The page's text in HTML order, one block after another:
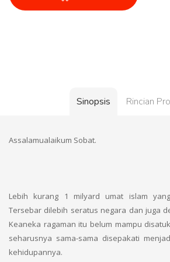
Sinopsis Rincian
Assalamualaikum Sobat.
Lebih kurang 1 milyard umat islam
Tersebar dilebih seratus negara dan juga
Keaneka ragaman itu belum mampu
seharusnya sama-sama disepakati
kehidupannya.